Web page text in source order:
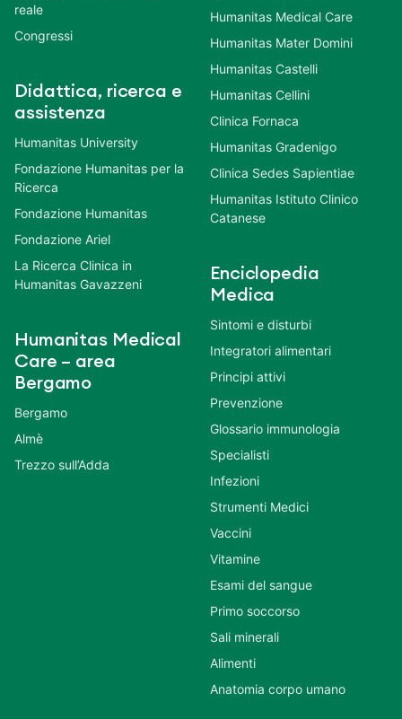
reale
Congressi
Didattica, ricerca e
assistenza
Humanitas University
Fondazione Humanitas per la
Ricerca
Fondazione Humanitas
Fondazione Ariel
La Ricerca Clinica in
Humanitas Gavazzeni
Humanitas Medical
Care – area
Bergamo
Bergamo
Almè
Trezzo sull’Adda
Humanitas Medical Care
Humanitas Mater Domini
Humanitas Castelli
Humanitas Cellini
Clinica Fornaca
Humanitas Gradenigo
Clinica Sedes Sapientiae
Humanitas Istituto Clinico
Catanese
Enciclopedia
Medica
Sintomi e disturbi
Integratori alimentari
Principi attivi
Prevenzione
Glossario immunologia
Specialisti
Infezioni
Strumenti Medici
Vaccini
Vitamine
Esami del sangue
Primo soccorso
Sali minerali
Alimenti
Anatomia corpo umano